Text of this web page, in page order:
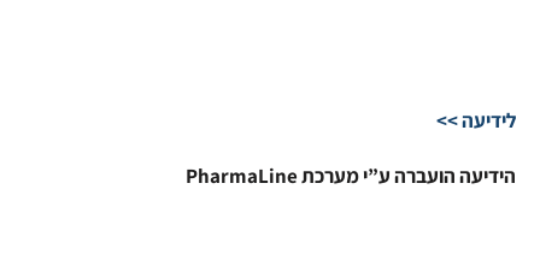
לידיעה >>
הידיעה הועברה ע”י מערכת PharmaLine